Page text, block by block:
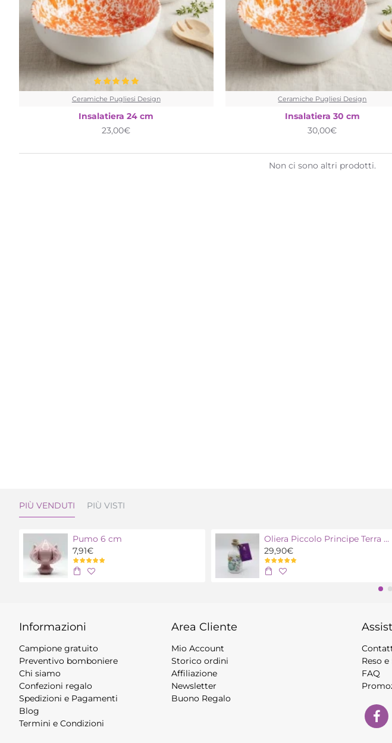
Ceramiche Pugliesi Design
Insalatiera 24 cm
23,00€
Ceramiche Pugliesi Design
Insalatiera 30 cm
30,00€
Non ci sono altri prodotti.
PIÙ VENDUTI PIÙ VISTI
Pumo 6 cm
7,91€
Oliera Piccolo Principe Terra con olio extra vergine bio
29,90€
Informazioni
Campione gratuito
Preventivo bomboniere
Chi siamo
Confezioni regalo
Spedizioni e Pagamenti
Blog
Termini e Condizioni
Area Cliente
Mio Account
Storico ordini
Affiliazione
Newsletter
Buono Regalo
Reso
FAQ